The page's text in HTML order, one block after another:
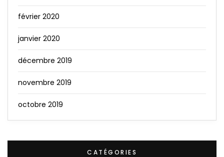
février 2020
janvier 2020
décembre 2019
novembre 2019
octobre 2019
CATÉGORIES